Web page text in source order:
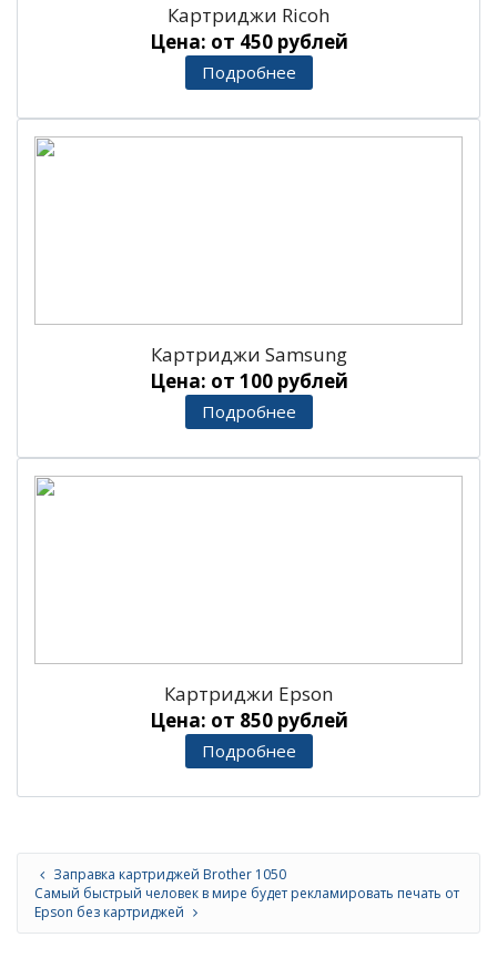
Картриджи Ricoh
Цена: от 450 рублей
Подробнее
Картриджи Samsung
Цена: от 100 рублей
Подробнее
Картриджи Epson
Цена: от 850 рублей
Подробнее
Заправка картриджей Brother 1050
Самый быстрый человек в мире будет рекламировать печать от
Epson без картриджей